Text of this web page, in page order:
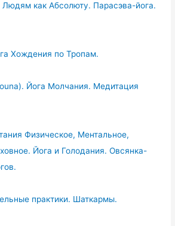
как Абсолюту. Парасэва-йога.
Хождения по Тропам.
Йога Молчания. Медитация
Физическое, Ментальное,
Йога и Голодания. Овсянка-
практики. Шаткармы.